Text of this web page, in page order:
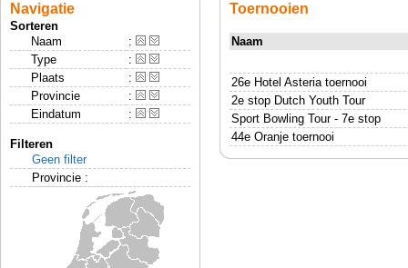
Navigatie
Sorteren
Naam
:
Type
:
Plaats
:
Provincie
:
Eindatum
:
Filteren
Geen filter
Provincie :
Toernooien
Naam
26e Hotel Asteria toernooi
2e stop Dutch Youth Tour
Sport Bowling Tour - 7e stop
44e Oranje toernooi